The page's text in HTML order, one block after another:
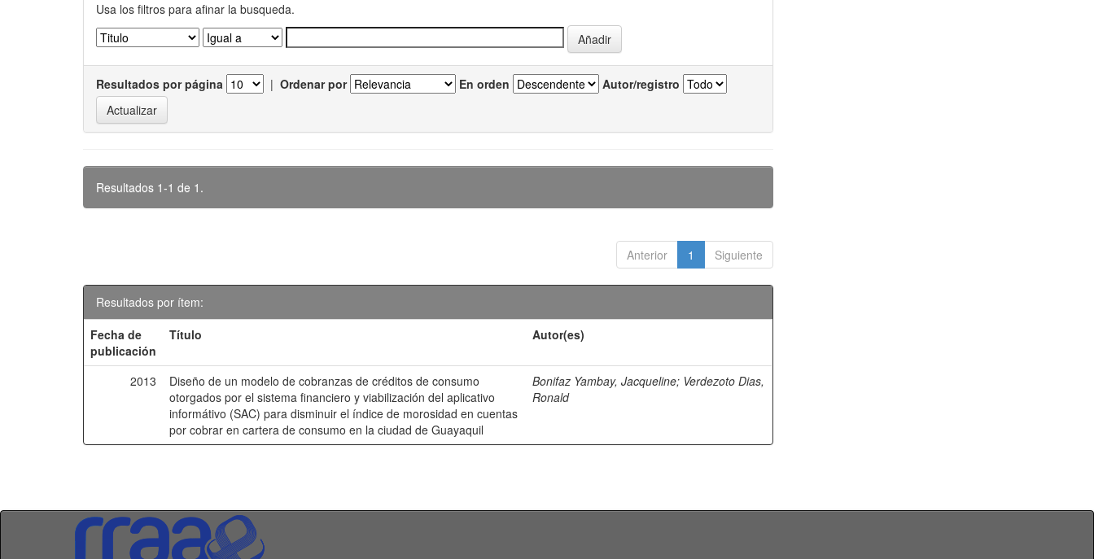
Usa los filtros para afinar la busqueda.
Resultados por página | Ordenar por En orden Autor/registro
Resultados 1-1 de 1.
Anterior 1 Siguiente
Resultados por ítem:
Fecha de
publicación
Título Autor(es)
2013
Diseño de un modelo de cobranzas de créditos de consumo
otorgados por el sistema financiero y viabilización del aplicativo
informátivo (SAC) para disminuir el índice de morosidad en cuentas
por cobrar en cartera de consumo en la ciudad de Guayaquil
Bonifaz Yambay, Jacqueline; Verdezoto Dias,
Ronald